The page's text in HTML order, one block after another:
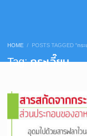
HOME POSTS TAGGED "กระ
Tag: กระเจี๊ยบ